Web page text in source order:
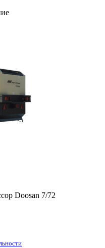
Doosan 7/72